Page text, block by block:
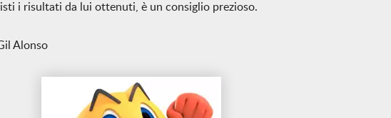
i risultati da lui ottenuti, è un consiglio prezioso.
Alonso